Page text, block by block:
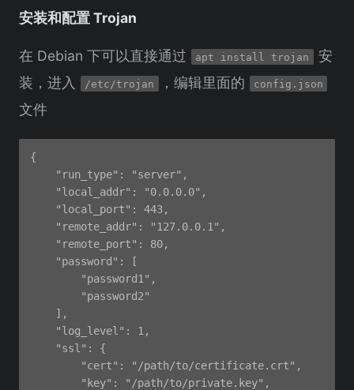
安装和配置 Trojan
在 Debian 下可以直接通过 apt install trojan
安
装，进入
/etc/trojan ，编辑里面的 config.json
文件
{
    "run_type": "server",
    "local_addr": "0.0.0.0",
    "local_port": 443,
    "remote_addr": "127.0.0.1",
    "remote_port": 80,
    "password": [
        "password1",
        "password2"
    ],
    "log_level": 1,
    "ssl": {
        "cert": "/path/to/certificate.crt",
        "key": "/path/to/private.key",